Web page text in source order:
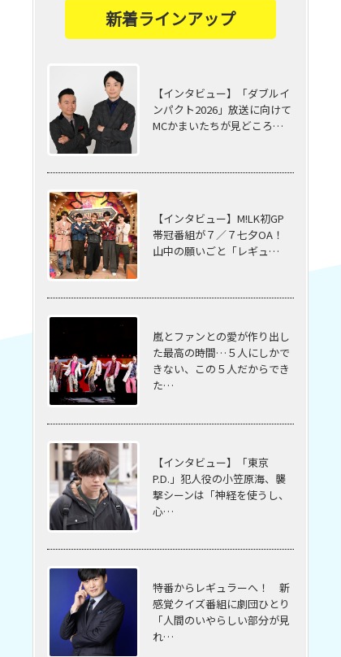
新着ラインアップ
【インタビュー】「ダブルイ
ンパクト2026」放送に向けて
MCかまいたちが見どころ…
【インタビュー】M!LK初GP
帯冠番組が７／７七夕OA！
山中の願いごと「レギュ…
嵐とファンとの愛が作り出し
た最高の時間…５⼈にしかで
きない、この５⼈だからでき
た…
【インタビュー】「東京
P.D.」犯人役の小笠原海、襲
撃シーンは「神経を使うし、
心…
特番からレギュラーへ！ 新
感覚クイズ番組に劇団ひとり
「人間のいやらしい部分が見
れ…